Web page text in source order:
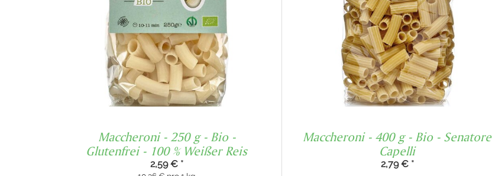
Maccheroni - 250 g - Bio -
Glutenfrei - 100 % Weißer Reis
2,59 € *
Maccheroni - 400 g - Bio - Senatore
Capelli
2,79 € *